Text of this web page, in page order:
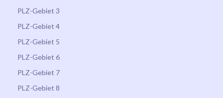
PLZ-Gebiet 3
PLZ-Gebiet 4
PLZ-Gebiet 5
PLZ-Gebiet 6
PLZ-Gebiet 7
PLZ-Gebiet 8